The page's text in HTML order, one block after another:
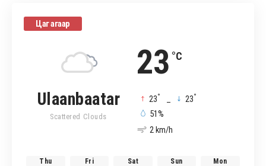
Цаг агаар
23 °C
Ulaanbaatar
Scattered Clouds
23° 23°
51%
2 km/h
Thu Fri Sat Sun Mon